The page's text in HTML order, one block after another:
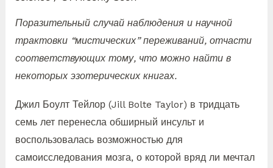
Поразительный случай наблюдения и научной
трактовки “мистических” переживаний, отчасти
соответствующих тому, что можно найти в
некоторых эзотерических книгах.
Джил Боулт Тейлор (Jill Bolte Taylor) в тридцать
семь лет перенесла обширный инсульт и
воспользовалась возможностью для
самоисследования мозга, о которой вряд ли мечтал